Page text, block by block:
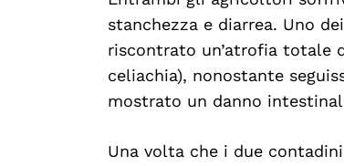
stanchezza e diarrea. Uno
riscontrato un’atrofia totale
celiachia), nonostante
mostrato un danno
Una volta che i due